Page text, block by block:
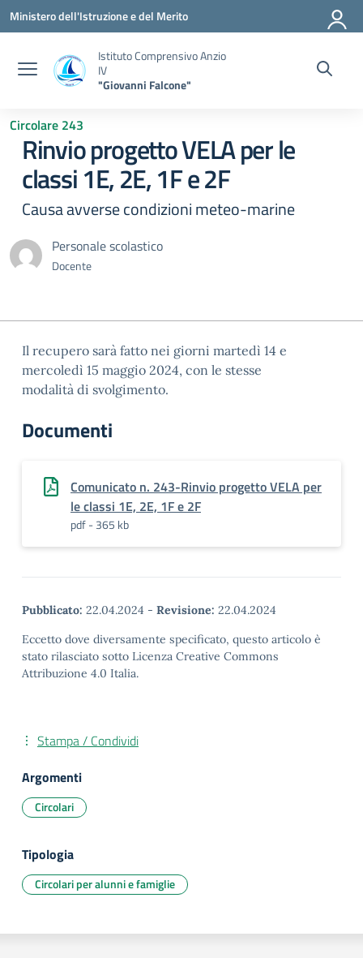
Vai ai contenuti
Vai al menu di navigazione
Vai al footer
Ministero dell'Istruzione e del Merito
Istituto Comprensivo Anzio
IV
"Giovanni Falcone"
Circolare 243
Rinvio progetto VELA per le
classi 1E, 2E, 1F e 2F
Causa avverse condizioni meteo-marine
Personale scolastico
Docente
Il recupero sarà fatto nei giorni martedì 14 e
mercoledì 15 maggio 2024, con le stesse
modalità di svolgimento.
Documenti
Comunicato n. 243-Rinvio progetto VELA per
le classi 1E, 2E, 1F e 2F
pdf - 365 kb
Pubblicato: 22.04.2024 - Revisione: 22.04.2024
Eccetto dove diversamente specificato, questo articolo è
stato rilasciato sotto Licenza Creative Commons
Attribuzione 4.0 Italia.
Stampa / Condividi
Argomenti
Circolari
Tipologia
Circolari per alunni e famiglie